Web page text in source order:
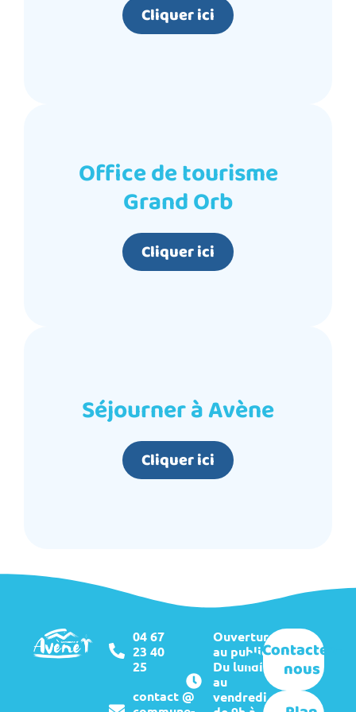
Cliquer ici
Office de tourisme
Grand Orb
Cliquer ici
Séjourner à Avène
Cliquer ici
04 67
23 40
25
contact @
Ouverture
au public :
Du lundi
au
vendredi
Contactez-
nous